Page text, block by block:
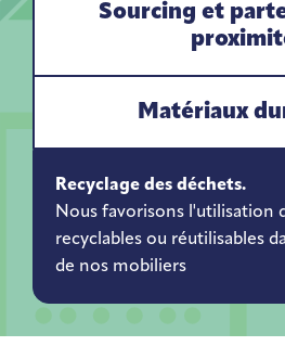
Sourcing et
Matériaux
Recyclage des déchets.
Nous favorisons l'utilisation
recyclables ou réutilisables
de nos mobiliers